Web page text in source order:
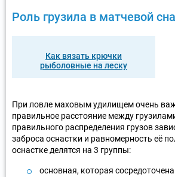
Роль грузила в матчевой
Как вязать крючки
рыболовные на леску
При ловле маховым удилищем очень
правильное расстояние между
правильного распределения грузов
заброса оснастки и равномерность её
оснастке делятся на 3 группы:
основная, которая